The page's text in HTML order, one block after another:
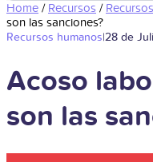
Home / Recursos /
son las sanciones?
Recursos humanos|28 de
Acoso
son las